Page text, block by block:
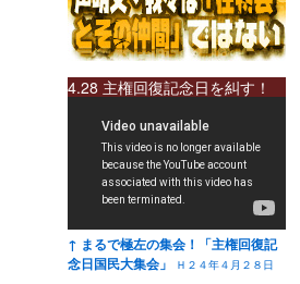
4.28 主権回復記念日を糾す！
↑ まるで極左の集会！「主権回復記
念日国民大集会」
Ｈ２４年４月２８日